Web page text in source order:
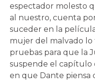
espectador molesto
al nuestro, cuenta
suceder en la
mujer del malvado lo
pruebas para que la
suspende el capítulo
en que Dante piensa